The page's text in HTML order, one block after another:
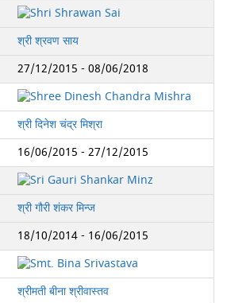
श्री श्रवण साय
27/12/2015 - 08/06/2018
श्री दिनेश चंद्र मिश्रा
16/06/2015 - 27/12/2015
श्री गौरी शंकर मिन्ज
18/10/2014 - 16/06/2015
श्रीमती बीना श्रीवास्तव